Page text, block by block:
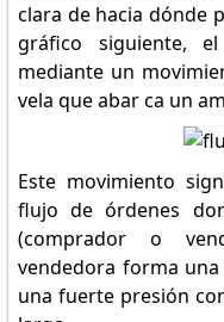
clara de hacia dónde
gráfico siguiente,
mediante un
vela que abar ca un
Este movimiento
flujo de órdenes
(comprador o
vendedora forma
una fuerte presión